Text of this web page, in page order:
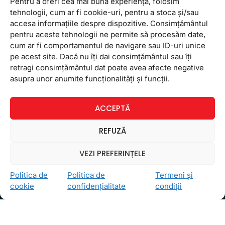
tehnologii, cum ar fi cookie-uri, pentru a stoca și/sau
accesa informațiile despre dispozitive. Consimțământul
pentru aceste tehnologii ne permite să procesăm date,
cum ar fi comportamentul de navigare sau ID-uri unice
pe acest site. Dacă nu îți dai consimțământul sau îți
retragi consimțământul dat poate avea afecte negative
asupra unor anumite funcționalități și funcții.
ACCEPTĂ
REFUZĂ
VEZI PREFERINȚELE
Politica de
cookie
Politica de
confidențialitate
Termeni și
condiții
Ceea ce ne ghidează pe toţi cei din echipa FollowMe
este motto-ulÎnvaţă zâmbind. Vrem să realizăm asta
Locații
FollowMe Vitan